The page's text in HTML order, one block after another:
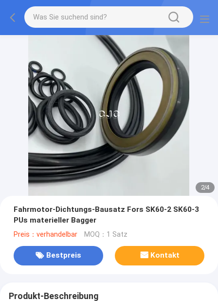
2/4
Fahrmotor-Dichtungs-Bausatz Fors SK60-2 SK60-3
PUs materieller Bagger
Preis：verhandelbar MOQ：1 Satz
Bestpreis Kontakt
Produkt-Beschreibung